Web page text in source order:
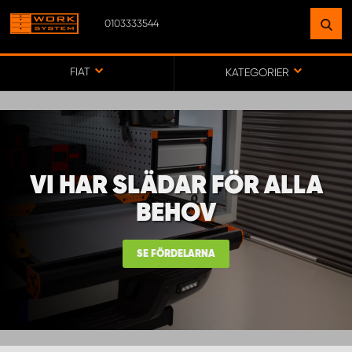
0103333544
FIAT KATEGORIER
VI HAR SLÄDAR FÖR ALLA
BEHOV
SE FÖRDELARNA
HITTA EN ANLÄGGNING
NÄRA DIG
GÅ TILL KARTA
WORK SYSTEM SVERIGE
WORK SYSTEM FALUN
WORK SYSTEM GÖTEBORG ARÖD